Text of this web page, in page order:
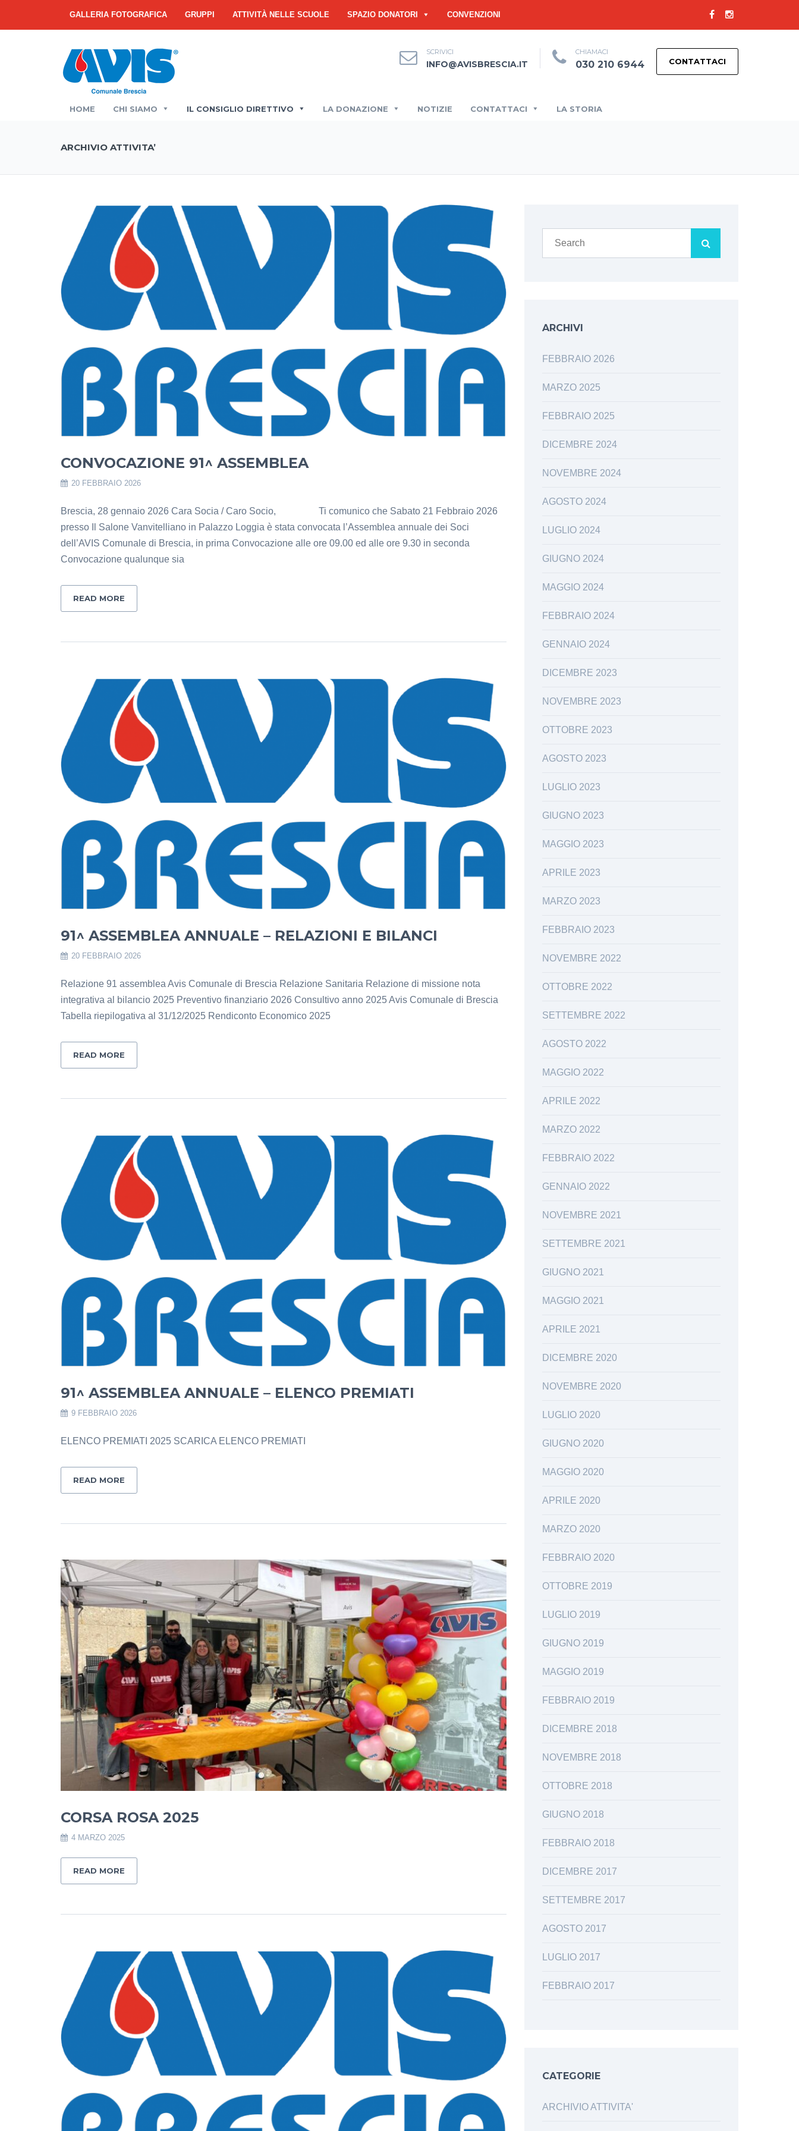
GALLERIA FOTOGRAFICA GRUPPI ATTIVITÀ NELLE SCUOLE SPAZIO DONATORI CONVENZIONI
SCRIVICI
INFO@AVISBRESCIA.IT
CHIAMACI
030 210 6944 CONTATTACI
HOME CHI SIAMO IL CONSIGLIO DIRETTIVO LA DONAZIONE NOTIZIE CONTATTACI LA STORIA
ARCHIVIO ATTIVITA’
CONVOCAZIONE 91^ ASSEMBLEA
20 FEBBRAIO 2026
Brescia, 28 gennaio 2026 Cara Socia / Caro Socio, Ti comunico che Sabato 21 Febbraio 2026
presso Il Salone Vanvitelliano in Palazzo Loggia è stata convocata l’Assemblea annuale dei Soci
dell’AVIS Comunale di Brescia, in prima Convocazione alle ore 09.00 ed alle ore 9.30 in seconda
Convocazione qualunque sia
READ MORE
91^ ASSEMBLEA ANNUALE – RELAZIONI E BILANCI
20 FEBBRAIO 2026
Relazione 91 assemblea Avis Comunale di Brescia Relazione Sanitaria Relazione di missione nota
integrativa al bilancio 2025 Preventivo finanziario 2026 Consultivo anno 2025 Avis Comunale di Brescia
Tabella riepilogativa al 31/12/2025 Rendiconto Economico 2025
READ MORE
91^ ASSEMBLEA ANNUALE – ELENCO PREMIATI
9 FEBBRAIO 2026
ELENCO PREMIATI 2025 SCARICA ELENCO PREMIATI
READ MORE
CORSA ROSA 2025
4 MARZO 2025
READ MORE
ARCHIVI
FEBBRAIO 2026
MARZO 2025
FEBBRAIO 2025
DICEMBRE 2024
NOVEMBRE 2024
AGOSTO 2024
LUGLIO 2024
GIUGNO 2024
MAGGIO 2024
FEBBRAIO 2024
GENNAIO 2024
DICEMBRE 2023
NOVEMBRE 2023
OTTOBRE 2023
AGOSTO 2023
LUGLIO 2023
GIUGNO 2023
MAGGIO 2023
APRILE 2023
MARZO 2023
FEBBRAIO 2023
NOVEMBRE 2022
OTTOBRE 2022
SETTEMBRE 2022
AGOSTO 2022
MAGGIO 2022
APRILE 2022
MARZO 2022
FEBBRAIO 2022
GENNAIO 2022
NOVEMBRE 2021
SETTEMBRE 2021
GIUGNO 2021
MAGGIO 2021
APRILE 2021
DICEMBRE 2020
NOVEMBRE 2020
LUGLIO 2020
GIUGNO 2020
MAGGIO 2020
APRILE 2020
MARZO 2020
FEBBRAIO 2020
OTTOBRE 2019
LUGLIO 2019
GIUGNO 2019
MAGGIO 2019
FEBBRAIO 2019
DICEMBRE 2018
NOVEMBRE 2018
OTTOBRE 2018
GIUGNO 2018
FEBBRAIO 2018
DICEMBRE 2017
SETTEMBRE 2017
AGOSTO 2017
LUGLIO 2017
FEBBRAIO 2017
CATEGORIE
ARCHIVIO ATTIVITA'